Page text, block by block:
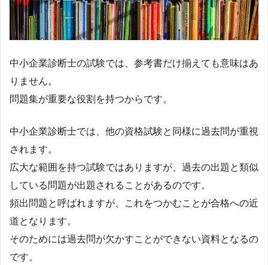
中小企業診断士の試験では、参考書だけ揃えても意味はあ
りません。
問題集が重要な役割を持つからです。
中小企業診断士では、他の資格試験と同様に過去問が重視
されます。
広大な範囲を持つ試験ではありますが、過去の出題と類似
している問題が出題されることがあるのです。
頻出問題と呼ばれますが、これをつかむことが合格への近
道となります。
そのためには過去問が欠かすことができない資料となるの
です。